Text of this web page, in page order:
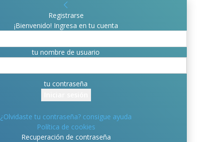
Registrarse
¡Bienvenido! Ingresa en tu cuenta
tu nombre de usuario
tu contraseña
¿Olvidaste tu contraseña? consigue ayuda
Política de cookies
Recuperación de contraseña